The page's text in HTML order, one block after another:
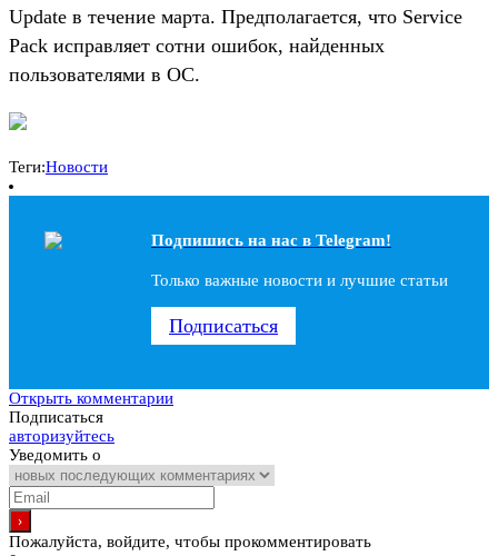
Update в течение марта. Предполагается, что Service
Pack исправляет сотни ошибок, найденных
пользователями в ОС.
Теги:Новости
Подпишись на наc в Telegram!
Только важные новости и лучшие статьи
Подписаться
Открыть комментарии
Подписаться
авторизуйтесь
Уведомить о
Пожалуйста, войдите, чтобы прокомментировать